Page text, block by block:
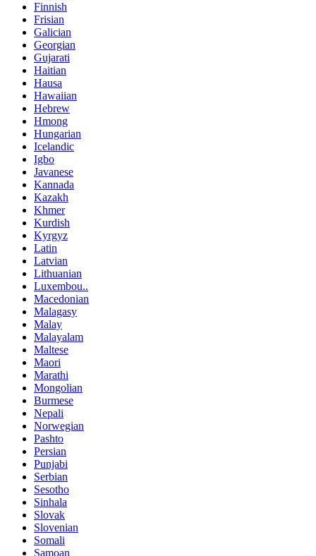
Finnish
Frisian
Galician
Georgian
Gujarati
Haitian
Hausa
Hawaiian
Hebrew
Hmong
Hungarian
Icelandic
Igbo
Javanese
Kannada
Kazakh
Khmer
Kurdish
Kyrgyz
Latin
Latvian
Lithuanian
Luxembou..
Macedonian
Malagasy
Malay
Malayalam
Maltese
Maori
Marathi
Mongolian
Burmese
Nepali
Norwegian
Pashto
Persian
Punjabi
Serbian
Sesotho
Sinhala
Slovak
Slovenian
Somali
Samoan